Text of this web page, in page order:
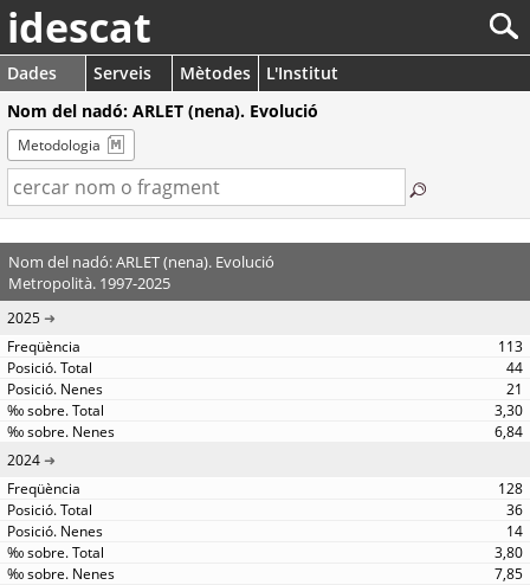
idescat
Dades Serveis Mètodes
L'Institut
Nom del nadó: ARLET (nena). Evolució
Metodologia
Nom del nadó: ARLET (nena). Evolució
Metropolità. 1997-2025
2025
113
44
21
3,30
6,84
2024
128
36
14
3,80
7,85